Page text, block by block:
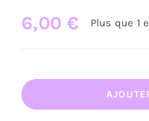
6,00 € Plus que 1